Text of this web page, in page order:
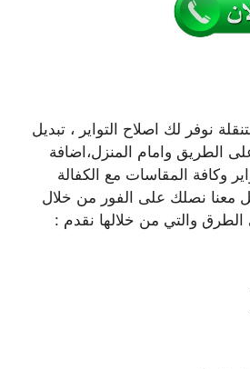
نوفر لك اصلاح التواير ، تبديل
الطريق وامام المنزل،اضافة
وكافة المقاسات مع الكفالة
معنا نصلك على الفور من خلال
الطرق والتي من خلالها نقدم :